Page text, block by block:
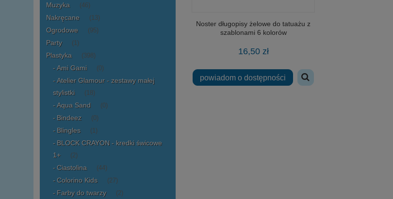
Muzyka (46)
Nakręcane (13)
Ogrodowe (95)
Party (1)
Plastyka (398)
Ami Gami (0)
Atelier Glamour - zestawy małej
stylistki
(18)
Aqua Sand (0)
Bindeez (0)
Blingles (1)
BLOCK CRAYON - kredki świcowe
1+
(2)
Ciastolina (44)
Colorino Kids (27)
Farby do twarzy (2)
Noster długopisy żelowe do tatuażu z
szablonami 6 kolorów
16,50 zł
powiadom o dostępności